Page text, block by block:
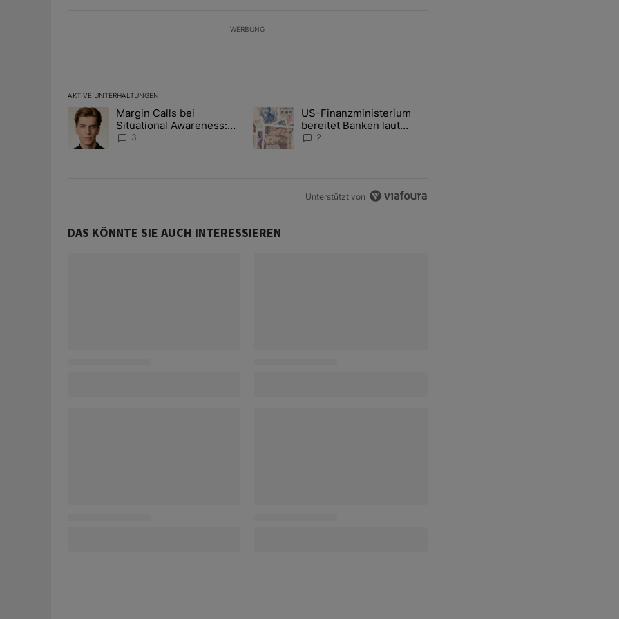
WERBUNG
AKTIVE UNTERHALTUNGEN
Das Folgende ist eine Liste der am meisten kommentierten Artikel der letzten 7 days.
Ein Trendartikel mit dem Titel "Margin Calls bei Situational Awareness: Alles über den Retter-Deal" mit 3 kommentare.
Margin Calls bei
Situational Awareness:
Alles über den Retter-
3
Ein Trendartikel mit dem Titel "US-Finanzministerium bereitet Banken laut
US-Finanzministerium
bereitet Banken laut
Insider auf eventuelle
2
Unterstützt von
DAS KÖNNTE SIE AUCH INTERESSIEREN